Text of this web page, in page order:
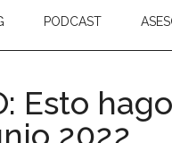
PODCAST
Esto
2022